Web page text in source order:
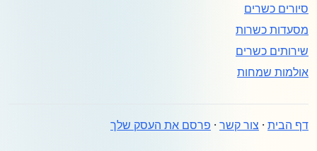
סיורים כשרים
מסעדות כשרות
שירותים כשרים
אולמות שמחות
דף הבית · צור קשר · פרסם את העסק שלך